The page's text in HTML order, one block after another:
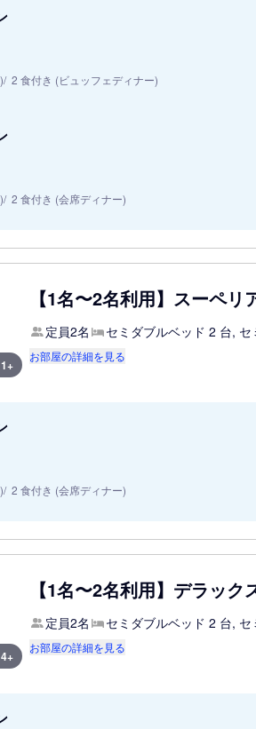
2 食付き (ビュッフェディナー)
2 食付き (会席ディナー)
1+
【1名〜2名利用】スーペリ
定員2名 セミダブルベッド 2 台,
お部屋の詳細を見る
2 食付き (会席ディナー)
4+
【1名〜2名利用】デラック
定員2名 セミダブルベッド 2 台,
お部屋の詳細を見る